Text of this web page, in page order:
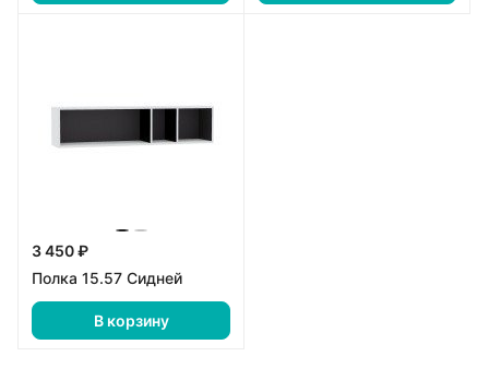
3 450 ₽
Полка 15.57 Сидней
В корзину